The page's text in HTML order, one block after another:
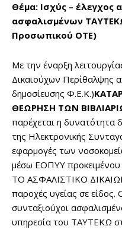
Θέμα: Ισχύς – έλεγχος
ασφαλισμένων
Προσωπικού ΟΤΕ)
Με την έναρξη
Δικαιούχων Περίθαλψης
δημοσίευσης Φ.Ε.Κ.)
ΘΕΩΡΗΣΗ ΤΩΝ
παρέχεται η δυνατότητα
της Ηλεκτρονικής
εφαρμογές των
μέσω ΕΟΠΥΥ
ΤΟ ΑΣΦΑΛΙΣΤΙΚΟ
παροχές υγείας σε είδος.
συνταξιούχοι
υπηρεσία του ΤΑΥΤΕΚΩ